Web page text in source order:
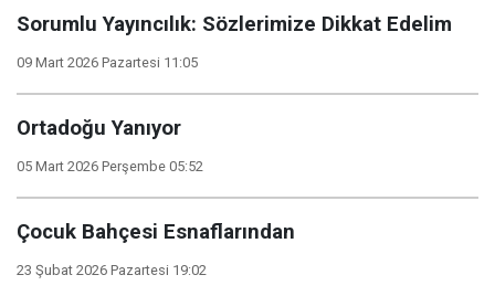
Sorumlu Yayıncılık: Sözlerimize Dikkat Edelim
09 Mart 2026 Pazartesi 11:05
Ortadoğu Yanıyor
05 Mart 2026 Perşembe 05:52
Çocuk Bahçesi Esnaflarından
23 Şubat 2026 Pazartesi 19:02